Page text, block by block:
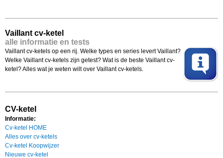
Vaillant cv-ketel
alle informatie en tests
Vaillant cv-ketels op een rij. Welke types en series levert Vaillant?
Welke Vaillant cv-ketels zijn getest? Wat is de beste Vaillant cv-
ketel? Alles wat je weten wilt over Vaillant cv-ketels.
CV-ketel
Informatie:
Cv-ketel HOME
Alles over cv-ketels
Cv-ketel Koopwijzer
Nieuwe cv-ketel